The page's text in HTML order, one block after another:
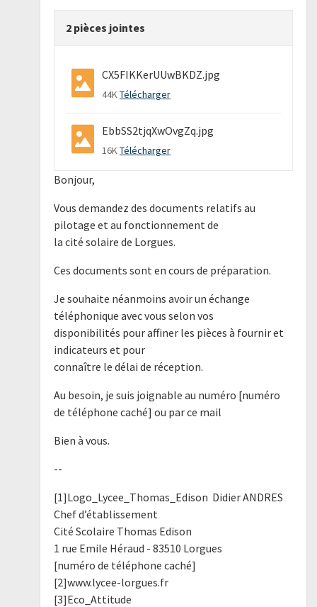
2 pièces jointes
CX5FIKKerUUwBKDZ.jpg
44KTélécharger
EbbSS2tjqXwOvgZq.jpg
16KTélécharger
Bonjour,
Vous demandez des documents relatifs au
pilotage et au fonctionnement de
la cité solaire de Lorgues.
Ces documents sont en cours de préparation.
Je souhaite néanmoins avoir un échange
téléphonique avec vous selon vos
disponibilités pour affiner les pièces à fournir et
indicateurs et pour
connaître le délai de réception.
Au besoin, je suis joignable au numéro [numéro
de téléphone caché] ou par ce mail
Bien à vous.
--
[1]Logo_Lycee_Thomas_Edison Didier ANDRES
Chef d’établissement
Cité Scolaire Thomas Edison
1 rue Emile Héraud - 83510 Lorgues
[numéro de téléphone caché]
[2]www.lycee-lorgues.fr
[3]Eco_Attitude